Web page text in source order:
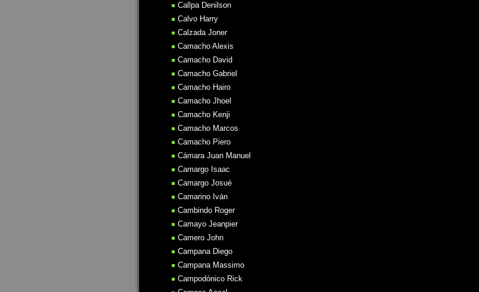
Callpa Denilson
Calvo Harry
Calzada Joner
Camacho Alexis
Camacho David
Camacho Gabriel
Camacho Hairo
Camacho Jhoel
Camacho Kenji
Camacho Marcos
Camacho Piero
Cámara Juan Manuel
Camargo Isaac
Camargo Josué
Camarino Iván
Cambindo Roger
Camayo Jeanpier
Camero John
Campana Diego
Campana Massimo
Campodónico Rick